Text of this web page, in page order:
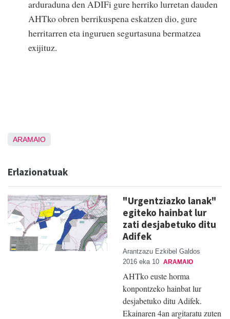
arduraduna den ADIFi gure herriko lurretan dauden
AHTko obren berrikuspena eskatzen dio, gure
herritarren eta inguruen segurtasuna bermatzea
exijituz.
ARAMAIO
Erlazionatuak
"Urgentziazko lanak"
egiteko hainbat lur
zati desjabetuko ditu
Adifek
Arantzazu Ezkibel Galdos
2016 eka 10 ARAMAIO
AHTko euste horma
konpontzeko hainbat lur
desjabetuko ditu Adifek.
Ekainaren 4an argitaratu zuten